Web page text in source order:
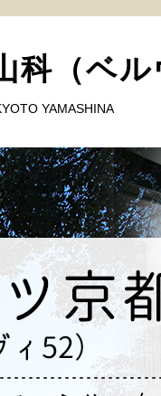
科（ベル
YAMASHINA